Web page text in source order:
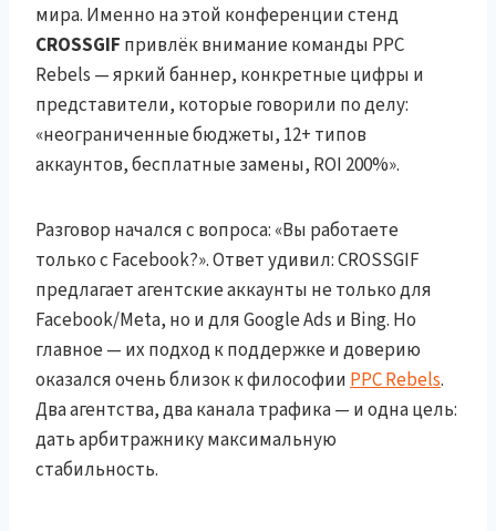
мира. Именно на этой конференции стенд
CROSSGIF привлёк внимание команды PPC
Rebels — яркий баннер, конкретные цифры и
представители, которые говорили по делу:
«неограниченные бюджеты, 12+ типов
аккаунтов, бесплатные замены, ROI 200%».
Разговор начался с вопроса: «Вы работаете
только с Facebook?». Ответ удивил: CROSSGIF
предлагает агентские аккаунты не только для
Facebook/Meta, но и для Google Ads и Bing. Но
главное — их подход к поддержке и доверию
оказался очень близок к философии PPC Rebels.
Два агентства, два канала трафика — и одна цель:
дать арбитражнику максимальную
стабильность.